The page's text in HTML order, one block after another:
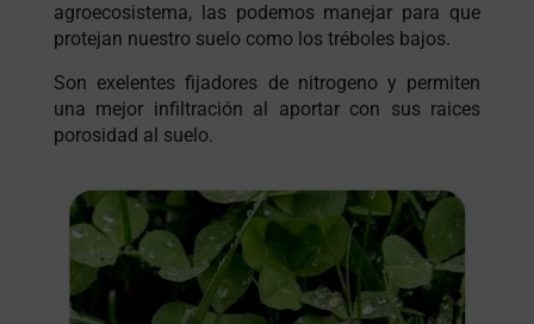
agroecosistema, las podemos manejar para que
protejan nuestro suelo como los tréboles bajos.
Son exelentes fijadores de nitrogeno y permiten
una mejor infiltración al aportar con sus raices
porosidad al suelo.